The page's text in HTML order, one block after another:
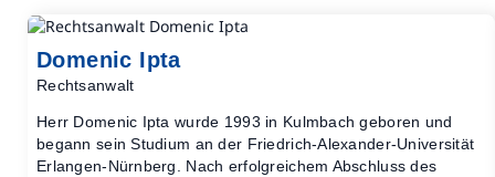
Domenic Ipta
Rechtsanwalt
Herr Domenic Ipta wurde 1993 in Kulmbach geboren und
begann sein Studium an der Friedrich-Alexander-Universität
Erlangen-Nürnberg. Nach erfolgreichem Abschluss des